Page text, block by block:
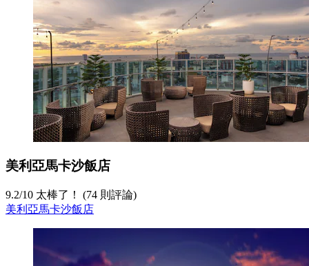
美利亞馬卡沙飯店
9.2/10 太棒了！ (74 則評論)
美利亞馬卡沙飯店